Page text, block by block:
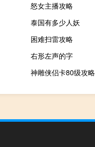
怒女主播攻略
泰国有多少人妖
困难扫雷攻略
右形左声的字
神雕侠侣卡80级攻略